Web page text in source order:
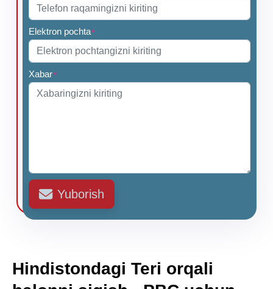
Elektron pochta*
Xabar*
Yuborish
Hindistondagi Teri orqali